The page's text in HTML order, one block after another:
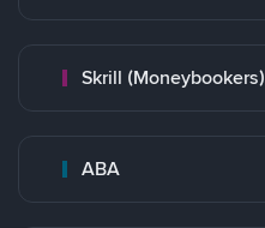
Skrill (Moneybookers)
ABA